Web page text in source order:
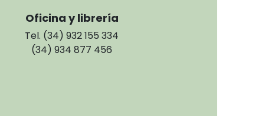
Oficina y librería
Tel. (34) 932 155 334
(34) 934 877 456